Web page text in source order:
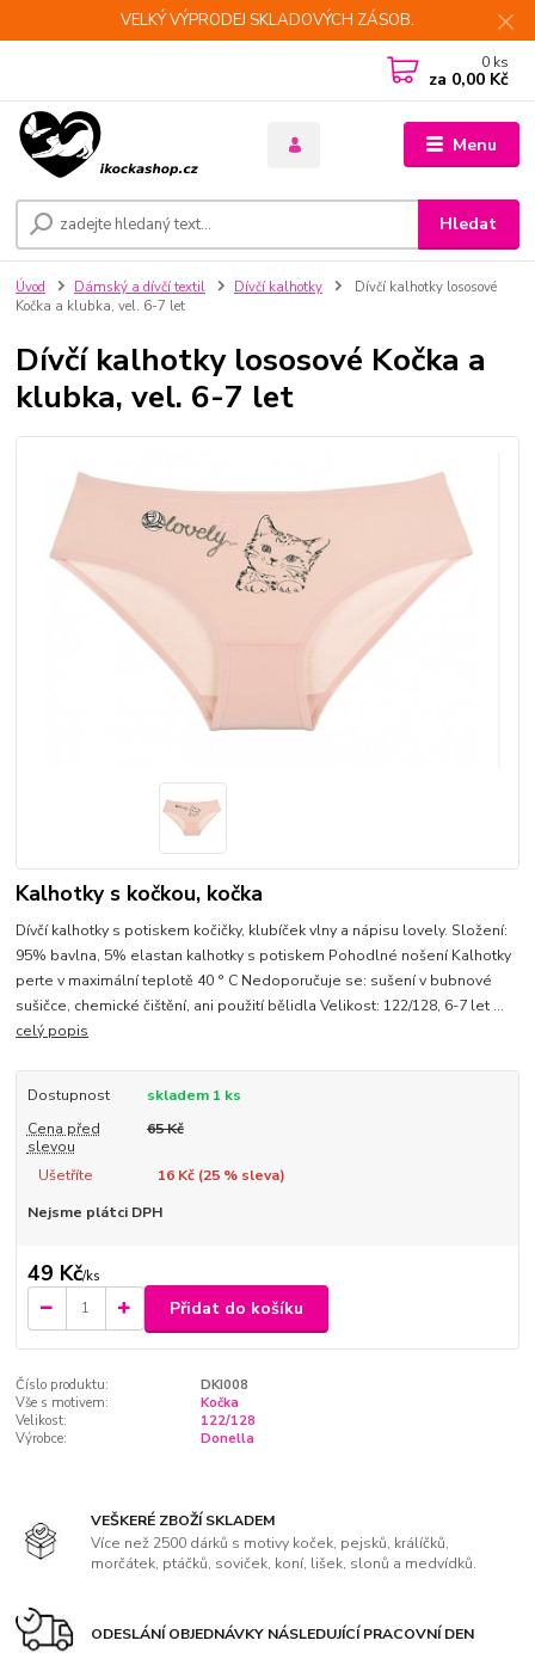
VELKÝ VÝPRODEJ SKLADOVÝCH ZÁSOB.
Menu
Hledat
0 ks
za 0,00 Kč
Úvod Dámský a dívčí textil Dívčí kalhotky
Dívčí kalhotky lososové
Kočka a klubka, vel. 6-7 let
Dívčí kalhotky lososové Kočka a
klubka, vel. 6-7 let
Kalhotky s kočkou, kočka
Dívčí kalhotky s potiskem kočičky, klubíček vlny a nápisu lovely. Složení:
95% bavlna, 5% elastan kalhotky s potiskem Pohodlné nošení Kalhotky
perte v maximální teplotě 40 ° C Nedoporučuje se: sušení v bubnové
sušičce, chemické čištění, ani použití bělidla Velikost: 122/128, 6-7 let ...
celý popis
Dostupnost
skladem 1 ks
Cena před
slevou
65 Kč
Ušetříte 16 Kč (25% sleva)
Nejsme plátci DPH
49 Kč/ks
Přidat do košíku
Číslo produktu:
DKI008
Vše s motivem:
Kočka
Velikost:
122/128
Výrobce:
Donella
VEŠKERÉ ZBOŽÍ SKLADEM
Více než 2500 dárků s motivy koček, pejsků, králíčků,
morčátek, ptáčků, soviček, koní, lišek, slonů a medvídků.
ODESLÁNÍ OBJEDNÁVKY NÁSLEDUJÍCÍ PRACOVNÍ DEN